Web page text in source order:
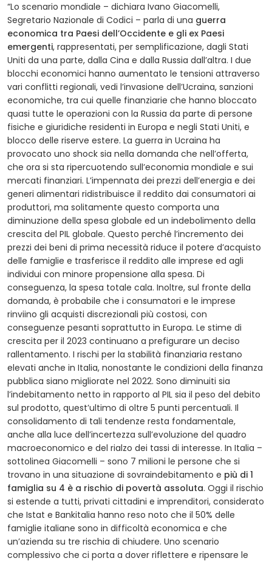
“Lo scenario mondiale – dichiara Ivano Giacomelli,
Segretario Nazionale di Codici – parla di una guerra
economica tra Paesi dell’Occidente e gli ex Paesi
emergenti, rappresentati, per semplificazione, dagli Stati
Uniti da una parte, dalla Cina e dalla Russia dall’altra. I due
blocchi economici hanno aumentato le tensioni attraverso
vari conflitti regionali, vedi l’invasione dell’Ucraina, sanzioni
economiche, tra cui quelle finanziarie che hanno bloccato
quasi tutte le operazioni con la Russia da parte di persone
fisiche e giuridiche residenti in Europa e negli Stati Uniti, e
blocco delle riserve estere. La guerra in Ucraina ha
provocato uno shock sia nella domanda che nell’offerta,
che ora si sta ripercuotendo sull’economia mondiale e sui
mercati finanziari. L’impennata dei prezzi dell’energia e dei
generi alimentari ridistribuisce il reddito dai consumatori ai
produttori, ma solitamente questo comporta una
diminuzione della spesa globale ed un indebolimento della
crescita del PIL globale. Questo perché l’incremento dei
prezzi dei beni di prima necessità riduce il potere d’acquisto
delle famiglie e trasferisce il reddito alle imprese ed agli
individui con minore propensione alla spesa. Di
conseguenza, la spesa totale cala. Inoltre, sul fronte della
domanda, è probabile che i consumatori e le imprese
rinviino gli acquisti discrezionali più costosi, con
conseguenze pesanti soprattutto in Europa. Le stime di
crescita per il 2023 continuano a prefigurare un deciso
rallentamento. I rischi per la stabilità finanziaria restano
elevati anche in Italia, nonostante le condizioni della finanza
pubblica siano migliorate nel 2022. Sono diminuiti sia
l’indebitamento netto in rapporto al PIL sia il peso del debito
sul prodotto, quest’ultimo di oltre 5 punti percentuali. Il
consolidamento di tali tendenze resta fondamentale,
anche alla luce dell’incertezza sull’evoluzione del quadro
macroeconomico e del rialzo dei tassi di interesse. In Italia –
sottolinea Giacomelli – sono 7 milioni le persone che si
trovano in una situazione di sovraindebitamento e più di 1
famiglia su 4 è a rischio di povertà assoluta. Oggi il rischio
si estende a tutti, privati cittadini e imprenditori, considerato
che Istat e Bankitalia hanno reso noto che il 50% delle
famiglie italiane sono in difficoltà economica e che
un’azienda su tre rischia di chiudere. Uno scenario
complessivo che ci porta a dover riflettere e ripensare le